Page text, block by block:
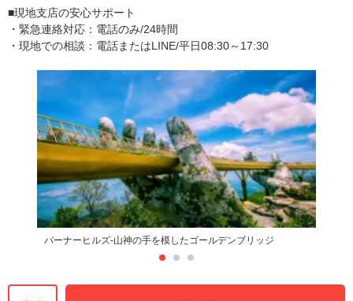
■現地支店の安心サポート
・緊急連絡対応：電話のみ/24時間
・現地での相談：電話またはLINE/平日08:30～17:30
バーナーヒルズ-山神の手を模したゴールデンブリッジ